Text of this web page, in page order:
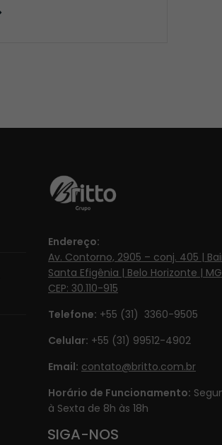
Endereço:
Av. Contorno, 2905 – conj. 405 |
Santa Efigênia | Belo Horizonte |
CEP: 30.110-915
Telefone: +55 (31) 3360-9505
Celular: +55 (31) 99512-4902‬
Email: contato@britto.com.br
Horário de Funcionamento:
à Sexta de 8h às 18h
SIGA-NOS